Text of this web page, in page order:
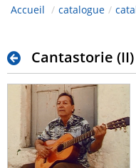
Accueil / catalogue /
Cantastorie (II)